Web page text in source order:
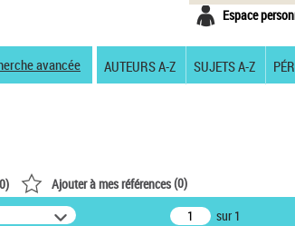
Espace
avancée AUTEURS A-Z SUJETS A-Z
0) Ajouter à mes références(0)
sur 1